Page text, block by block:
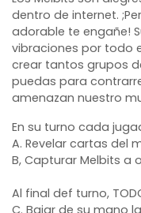
dentro de internet.
adorable te engañe!
vibraciones por todo
crear tantos grupos
puedas para
amenazan nuestro
En su turno cada
A. Revelar cartas del
B, Capturar Melbits a
Al final def turno,
C. Bajar de su mano